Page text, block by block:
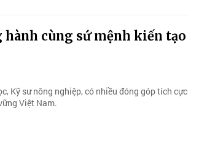
cùng sứ mệnh kiến tạo
Kỹ sư nông nghiệp, có nhiều đóng góp tích cực
Việt Nam.